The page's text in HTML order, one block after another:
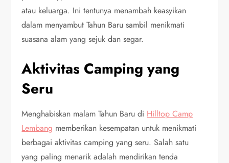
atau keluarga. Ini tentunya menambah keasyikan
dalam menyambut Tahun Baru sambil menikmati
suasana alam yang sejuk dan segar.
Aktivitas Camping yang
Seru
Menghabiskan malam Tahun Baru di Hilltop Camp
Lembang memberikan kesempatan untuk menikmati
berbagai aktivitas camping yang seru. Salah satu
yang paling menarik adalah mendirikan tenda